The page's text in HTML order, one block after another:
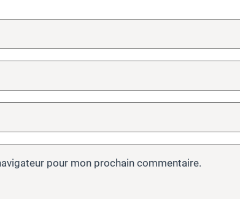
pour mon prochain commentaire.